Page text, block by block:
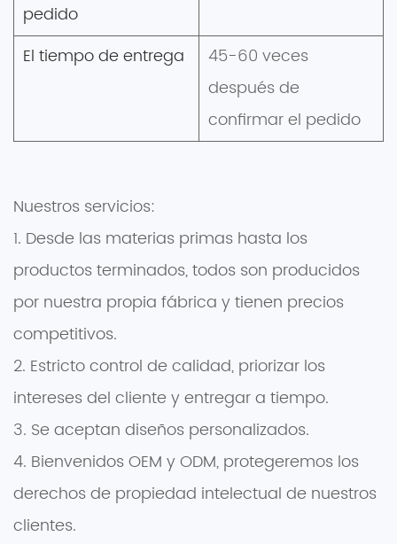
pedido
El tiempo de entrega
45-60 veces
después de
confirmar el pedido
Nuestros servicios:
1. Desde las materias primas hasta los
productos terminados, todos son producidos
por nuestra propia fábrica y tienen precios
competitivos.
2. Estricto control de calidad, priorizar los
intereses del cliente y entregar a tiempo.
3. Se aceptan diseños personalizados.
4. Bienvenidos OEM y ODM, protegeremos los
derechos de propiedad intelectual de nuestros
clientes.